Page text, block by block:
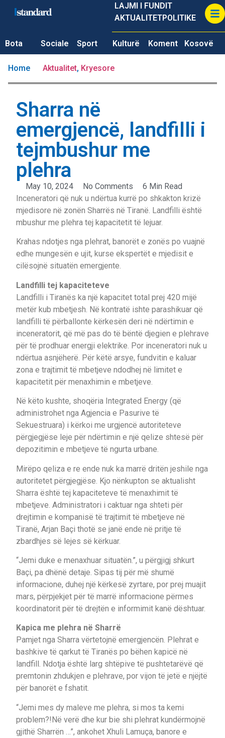
LAJMI I FUNDIT
AKTUALITETPOLITIKE
Bota Sociale Sport Kulturë Koment Kosovë
Home Aktualitet, Kryesore
Sharra në
emergjencë, landfilli i
tejmbushur me
plehra
May 10, 2024 No Comments
6 Min Read
Inceneratori që nuk u ndërtua kurrë po shkakton krizë
mjedisore në zonën Sharrës në Tiranë. Landfilli është
mbushur me plehra tej kapacitetit të lejuar.
Krahas ndotjes nga plehrat, banorët e zonës po vuajnë
edhe mungesën e ujit, kurse ekspertët e mjedisit e
cilësojnë situatën emergjente.
Landfilli tej kapaciteteve
Landfilli i Tiranës ka një kapacitet total prej 420 mijë
metër kub mbetjesh. Në kontratë ishte parashikuar që
landfilli të përballonte kërkesën deri në ndërtimin e
inceneratorit, që më pas do të bëntë djegien e plehrave
për të prodhuar energji elektrike. Por inceneratori nuk u
ndërtua asnjëherë. Për këtë arsye, fundvitin e kaluar
zona e trajtimit të mbetjeve ndodhej në limitet e
kapacitetit për menaxhimin e mbetjeve.
Në këto kushte, shoqëria Integrated Energy (që
administrohet nga Agjencia e Pasurive të
Sekuestruara) i kërkoi me urgjencë autoriteteve
përgjegjëse leje për ndërtimin e një qelize shtesë për
depozitimin e mbetjeve të ngurta urbane.
Mirëpo qeliza e re ende nuk ka marrë dritën jeshile nga
autoritetet përgjegjëse. Kjo nënkupton se aktualisht
Sharra është tej kapaciteteve të menaxhimit të
mbetjeve. Administratori i caktuar nga shteti për
drejtimin e kompanisë të trajtimit të mbetjeve në
Tiranë, Arjan Baçi thotë se janë ende në pritje të
zbardhjes së lejes së kërkuar.
“Jemi duke e menaxhuar situatën.”, u përgjigj shkurt
Baçi, pa dhënë detaje. Sipas tij për më shumë
informacione, duhej një kërkesë zyrtare, por prej muajit
mars, përpjekjet për të marrë informacione përmes
koordinatorit për të drejtën e informimit kanë dështuar.
Kapica me plehra në Sharrë
Pamjet nga Sharra vërtetojnë emergjencën. Plehrat e
bashkive të qarkut të Tiranës po bëhen kapicë në
landfill. Ndotja është larg shtëpive të pushtetarëvë që
premtonin zhdukjen e plehrave, por vijon të jetë e njëjtë
për banorët e fshatit.
“Jemi mes dy maleve me plehra, si mos ta kemi
problem?!Në verë dhe kur bie shi plehrat kundërmojnë
gjithë Sharrën …”, ankohet Xhuli Lamuça, banore e